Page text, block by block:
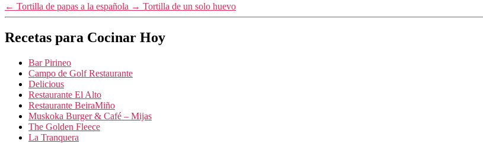
← Tortilla de papas a la española → Tortilla de un solo huevo
Recetas para Cocinar Hoy
Bar Pirineo
Campo de Golf Restaurante
Delicious
Restaurante El Alto
Restaurante BeiraMiño
Muskoka Burger & Café – Mijas
The Golden Fleece
La Tranquera